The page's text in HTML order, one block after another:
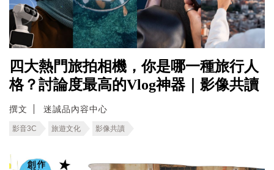
四大熱門旅拍相機，你是哪一種旅行人
格？討論度最高的Vlog神器｜影像共讀
撰文 迷誠品內容中心
影音3C 旅遊文化 影像共讀